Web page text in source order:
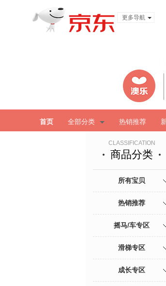
更多导航
首页 全部分类 热销推荐
CLASSIFICATION
商品分类
所有宝贝
热销推荐
摇马/车专区
滑梯专区
成长专区